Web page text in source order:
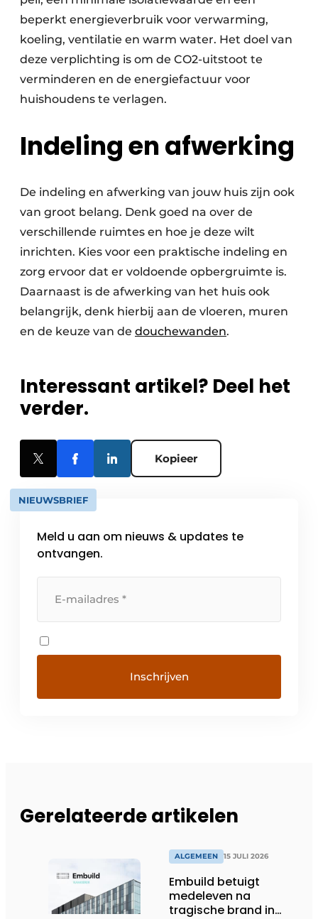
beperkt energieverbruik voor verwarming,
koeling, ventilatie en warm water. Het doel van
deze verplichting is om de CO2-uitstoot te
verminderen en de energiefactuur voor
huishoudens te verlagen.
Indeling en afwerking
De indeling en afwerking van jouw huis zijn ook
van groot belang. Denk goed na over de
verschillende ruimtes en hoe je deze wilt
inrichten. Kies voor een praktische indeling en
zorg ervoor dat er voldoende opbergruimte is.
Daarnaast is de afwerking van het huis ook
belangrijk, denk hierbij aan de vloeren, muren
en de keuze van de douchewanden.
Interessant artikel? Deel het
verder.
Kopieer
NIEUWSBRIEF
Meld u aan om nieuws & updates te
ontvangen.
Gerelateerde artikelen
ALGEMEEN 15 JULI 2026
Embuild betuigt
medeleven na
tragische brand in